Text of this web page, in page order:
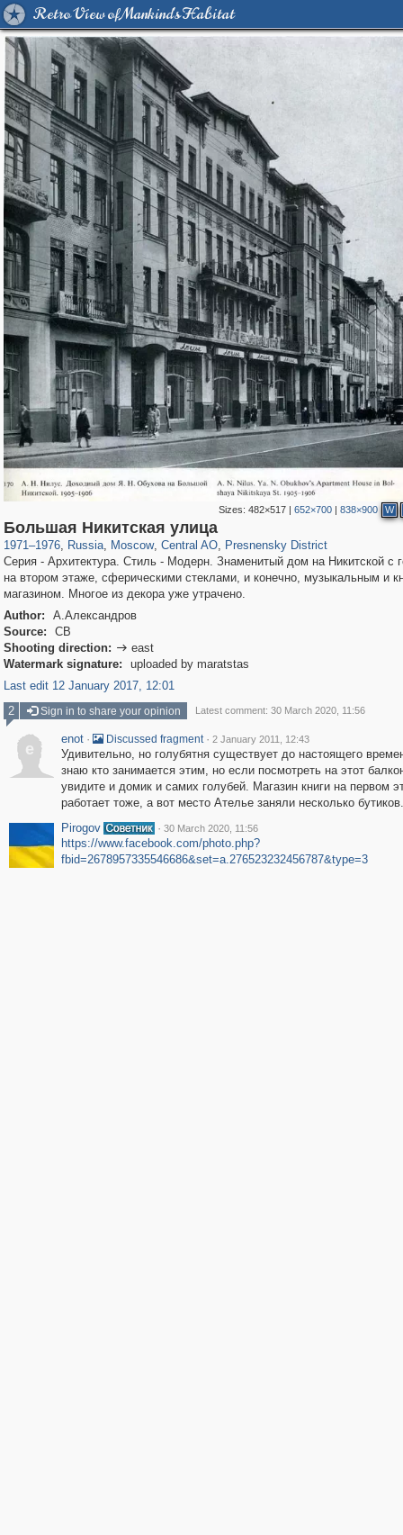
Retro View of Mankind's Habitat
Sizes:482×517 |652×700 |838×900 W
Большая Никитская улица
1971–1976, Russia
1,406,840 29,243
, Moscow
319,864 8,286
, Central AO
160,012 5,916
, Presnensky District
13,348
Серия - Архитектура. Стиль - Модерн. Знаменитый дом на Никитской с
на втором этаже, сферическими стеклами, и конечно, музыкальным и
магазином. Многое из декора уже утрачено.
Author:
А.Александров
Source:
СВ
Shooting direction:  east
Watermark signature:
uploaded by maratstas
Last edit 12 January 2017, 12:01
2
Sign in to share your opinion Latest comment: 30 March 2020, 11:56
e
enot · Discussed fragment · 2 January 2011, 12:43
Удивительно, но голубятня существует до настоящего
знаю кто занимается этим, но если посмотреть на этот
увидите и домик и самих голубей. Магазин книги на первом
работает тоже, а вот место Ателье заняли несколько бутиков.
Pirogov
· 30 March 2020, 11:56
https://www.facebook.com/photo.php?
fbid=2678957335546686&set=a.276523232456787&type=3